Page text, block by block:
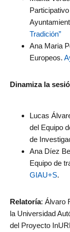
Tradición”
Ana Maria
Europeos.
Dinamiza la
Lucas
del Equipo
de
Ana Díez
Equipo de
GIAU+S.
Relatoría: Álvaro
la Universidad
del Proyecto